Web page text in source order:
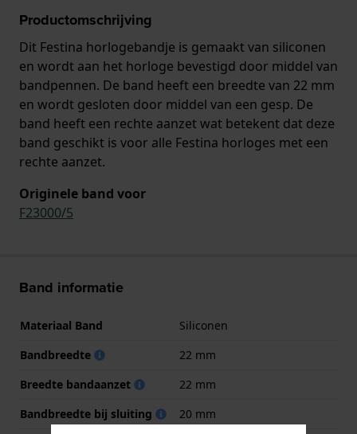
Productomschrijving
Dit Festina horlogebandje is gemaakt van siliconen
en wordt aan het horloge bevestigd door middel van
bandpennen. De band heeft een breedte van 22 mm
en wordt gesloten door middel van een gesp. De
band heeft een rechte aanzet wat betekent dat deze
band geschikt is voor alle Festina horloges met een
rechte aanzet.
Originele band voor
F23000/5
Band informatie
Materiaal Band
Siliconen
Bandbreedte
22 mm
Breedte bandaanzet
22 mm
Bandbreedte bij sluiting
20 mm